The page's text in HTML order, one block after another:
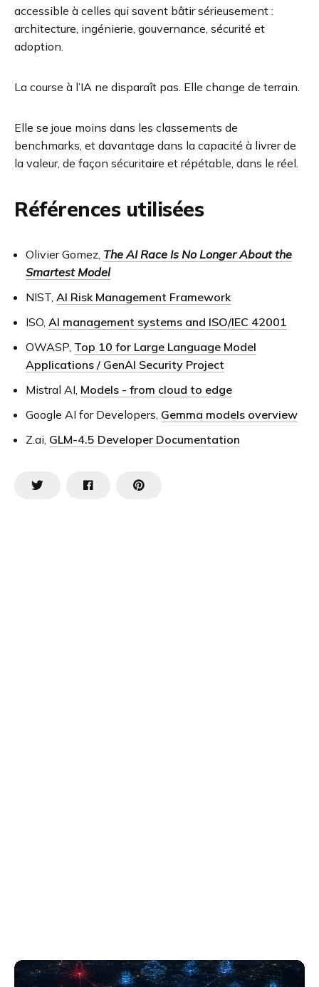
accessible à celles qui savent bâtir sérieusement :
architecture, ingénierie, gouvernance, sécurité et
adoption.
La course à l’IA ne disparaît pas. Elle change de terrain.
Elle se joue moins dans les classements de
benchmarks, et davantage dans la capacité à livrer de
la valeur, de façon sécuritaire et répétable, dans le réel.
Références utilisées
Olivier Gomez, The AI Race Is No Longer About the
Smartest Model
NIST, AI Risk Management Framework
ISO, AI management systems and ISO/IEC 42001
OWASP, Top 10 for Large Language Model
Applications / GenAI Security Project
Mistral AI, Models - from cloud to edge
Google AI for Developers, Gemma models overview
Z.ai, GLM-4.5 Developer Documentation